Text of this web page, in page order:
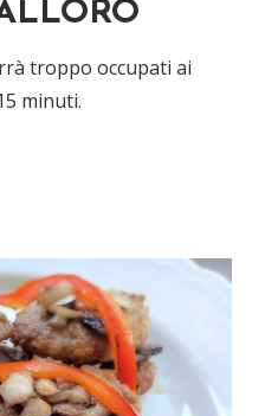
troppo occupati ai
minuti.